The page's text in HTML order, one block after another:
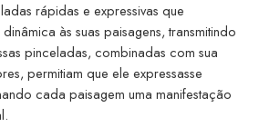
rápidas e expressivas que
às suas paisagens, transmitindo
pinceladas, combinadas com sua
permitiam que ele expressasse
cada paisagem uma manifestação